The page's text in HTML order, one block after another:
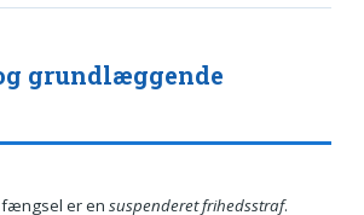
grundlæggende
fængsel er en suspenderet frihedsstraf.